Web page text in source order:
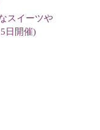
スイーツや
日開催)